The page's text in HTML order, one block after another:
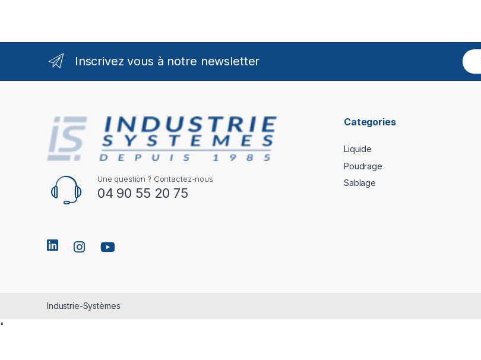
Inscrivez vous à notre newsletter
Une question ? Contactez-nous
04 90 55 20 75
Categories
Liquide
Poudrage
Sablage
Industrie-Systèmes
"